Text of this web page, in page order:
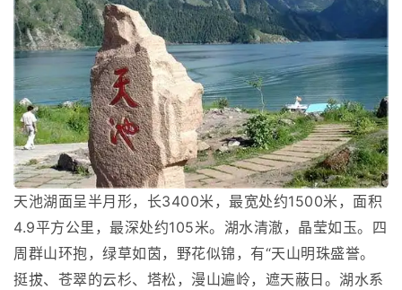
天池湖面呈半月形，长3400米，最宽处约1500米，面积
4.9平方公里，最深处约105米。湖水清澈，晶莹如玉。四
周群山环抱，绿草如茵，野花似锦，有“天山明珠盛誉。
挺拔、苍翠的云杉、塔松，漫山遍岭，遮天蔽日。湖水系